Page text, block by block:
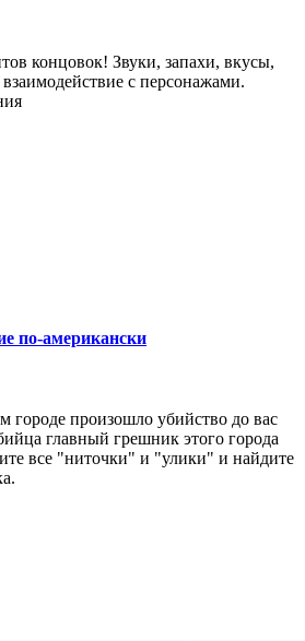
концовок! Звуки, запахи, вкусы,
с персонажами.
по-американски
произошло убийство до вас
главный грешник этого города
все "ниточки" и "улики" и найдите